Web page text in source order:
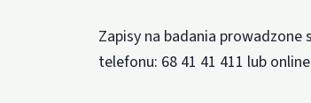
Zapisy na badania prowadzone
telefonu: 68 41 41 411 lub